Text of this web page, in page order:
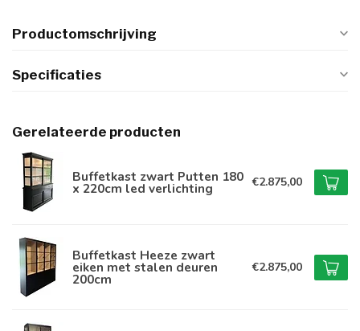
Productomschrijving
Specificaties
Gerelateerde producten
Buffetkast zwart Putten 180
x 220cm led verlichting €2.875,00
Buffetkast Heeze zwart
eiken met stalen deuren
200cm
€2.875,00